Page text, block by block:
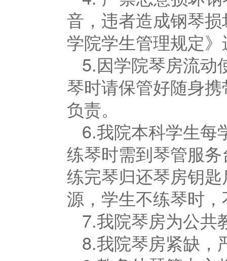
音，违者造成钢琴
学院学生管理规定
5.因学院琴房流动
琴时请保管好随身
负责。
6.我院本科学生每
练琴时需到琴管服
练完琴归还琴房钥
源，学生不练琴时
7.我院琴房为公共
8.我院琴房紧缺，